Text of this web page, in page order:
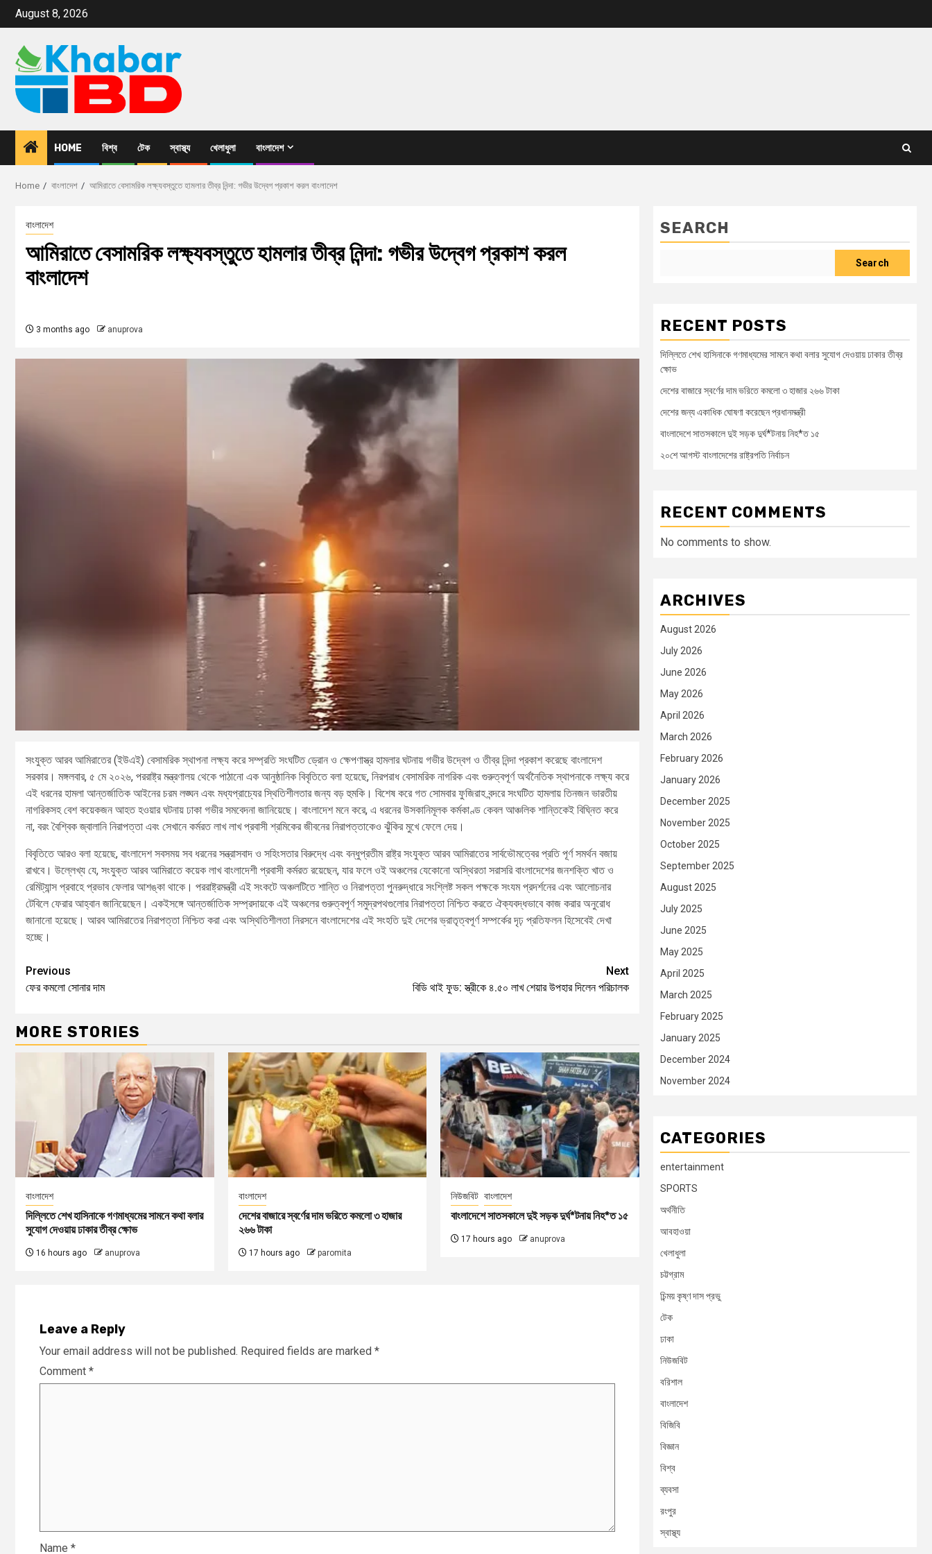
August 8, 2026
HOME বিশ্ব টেক স্বাস্থ্য খেলাধুলা বাংলাদেশ
Home বাংলাদেশ আমিরাতে বেসামরিক লক্ষ্যবস্তুতে হামলার তীব্র নিন্দা: গভীর উদ্বেগ প্রকাশ করল বাংলাদেশ
বাংলাদেশ
আমিরাতে বেসামরিক লক্ষ্যবস্তুতে হামলার তীব্র নিন্দা: গভীর উদ্বেগ প্রকাশ করল
বাংলাদেশ
3 months ago anuprova
সংযুক্ত আরব আমিরাতের (ইউএই) বেসামরিক স্থাপনা লক্ষ্য করে সম্প্রতি সংঘটিত ড্রোন ও ক্ষেপণাস্ত্র হামলার ঘটনায় গভীর উদ্বেগ ও তীব্র নিন্দা প্রকাশ করেছে বাংলাদেশ
সরকার। মঙ্গলবার, ৫ মে ২০২৬, পররাষ্ট্র মন্ত্রণালয় থেকে পাঠানো এক আনুষ্ঠানিক বিবৃতিতে বলা হয়েছে, নিরপরাধ বেসামরিক নাগরিক এবং গুরুত্বপূর্ণ অর্থনৈতিক স্থাপনাকে লক্ষ্য করে
এই ধরনের হামলা আন্তর্জাতিক আইনের চরম লঙ্ঘন এবং মধ্যপ্রাচ্যের স্থিতিশীলতার জন্য বড় হুমকি। বিশেষ করে গত সোমবার ফুজিরাহ বন্দরে সংঘটিত হামলায় তিনজন ভারতীয়
নাগরিকসহ বেশ কয়েকজন আহত হওয়ার ঘটনায় ঢাকা গভীর সমবেদনা জানিয়েছে। বাংলাদেশ মনে করে, এ ধরনের উসকানিমূলক কর্মকাণ্ড কেবল আঞ্চলিক শান্তিকেই বিঘ্নিত করে
না, বরং বৈশ্বিক জ্বালানি নিরাপত্তা এবং সেখানে কর্মরত লাখ লাখ প্রবাসী শ্রমিকের জীবনের নিরাপত্তাকেও ঝুঁকির মুখে ফেলে দেয়।
বিবৃতিতে আরও বলা হয়েছে, বাংলাদেশ সবসময় সব ধরনের সন্ত্রাসবাদ ও সহিংসতার বিরুদ্ধে এবং বন্ধুপ্রতীম রাষ্ট্র সংযুক্ত আরব আমিরাতের সার্বভৌমত্বের প্রতি পূর্ণ সমর্থন বজায়
রাখবে। উল্লেখ্য যে, সংযুক্ত আরব আমিরাতে কয়েক লাখ বাংলাদেশী প্রবাসী কর্মরত রয়েছেন, যার ফলে ওই অঞ্চলের যেকোনো অস্থিরতা সরাসরি বাংলাদেশের জনশক্তি খাত ও
রেমিট্যান্স প্রবাহে প্রভাব ফেলার আশঙ্কা থাকে। পররাষ্ট্রমন্ত্রী এই সংকটে অঞ্চলটিতে শান্তি ও নিরাপত্তা পুনরুদ্ধারে সংশ্লিষ্ট সকল পক্ষকে সংযম প্রদর্শনের এবং আলোচনার
টেবিলে ফেরার আহ্বান জানিয়েছেন। একইসঙ্গে আন্তর্জাতিক সম্প্রদায়কে এই অঞ্চলের গুরুত্বপূর্ণ সমুদ্রপথগুলোর নিরাপত্তা নিশ্চিত করতে ঐক্যবদ্ধভাবে কাজ করার অনুরোধ
জানানো হয়েছে। আরব আমিরাতের নিরাপত্তা নিশ্চিত করা এবং অস্থিতিশীলতা নিরসনে বাংলাদেশের এই সংহতি দুই দেশের ভ্রাতৃত্বপূর্ণ সম্পর্কের দৃঢ় প্রতিফলন হিসেবেই দেখা
হচ্ছে।
Previous
ফের কমলো সোনার দাম
Next
বিডি থাই ফুড: স্ত্রীকে ৪.৫০ লাখ শেয়ার উপহার দিলেন পরিচালক
MORE STORIES
বাংলাদেশ
দিল্লিতে শেখ হাসিনাকে গণমাধ্যমের সামনে কথা বলার
সুযোগ দেওয়ায় ঢাকার তীব্র ক্ষোভ
16 hours ago anuprova
বাংলাদেশ
দেশের বাজারে স্বর্ণের দাম ভরিতে কমলো ৩ হাজার
২৬৬ টাকা
17 hours ago paromita
নিউজবিট বাংলাদেশ
বাংলাদেশে সাতসকালে দুই সড়ক দুর্ঘ*টনায় নিহ*ত ১৫
17 hours ago anuprova
Leave a Reply
Your email address will not be published. Required fields are marked *
Comment *
Name *
SEARCH
Search
RECENT POSTS
দিল্লিতে শেখ হাসিনাকে গণমাধ্যমের সামনে কথা বলার সুযোগ দেওয়ায় ঢাকার তীব্র
ক্ষোভ
দেশের বাজারে স্বর্ণের দাম ভরিতে কমলো ৩ হাজার ২৬৬ টাকা
দেশের জন্য একাধিক ঘোষণা করেছেন প্রধানমন্ত্রী
বাংলাদেশে সাতসকালে দুই সড়ক দুর্ঘ*টনায় নিহ*ত ১৫
২০শে আগস্ট বাংলাদেশের রাষ্ট্রপতি নির্বাচন
RECENT COMMENTS
No comments to show.
ARCHIVES
August 2026
July 2026
June 2026
May 2026
April 2026
March 2026
February 2026
January 2026
December 2025
November 2025
October 2025
September 2025
August 2025
July 2025
June 2025
May 2025
April 2025
March 2025
February 2025
January 2025
December 2024
November 2024
CATEGORIES
entertainment
SPORTS
অর্থনীতি
আবহাওয়া
খেলাধুলা
চট্টগ্রাম
চিন্ময় কৃষ্ণ দাস প্রভু
টেক
ঢাকা
নিউজবিট
বরিশাল
বাংলাদেশ
বিজিবি
বিজ্ঞান
বিশ্ব
ব্যবসা
রংপুর
স্বাস্থ্য